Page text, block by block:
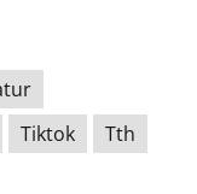
Tiktok
Tth